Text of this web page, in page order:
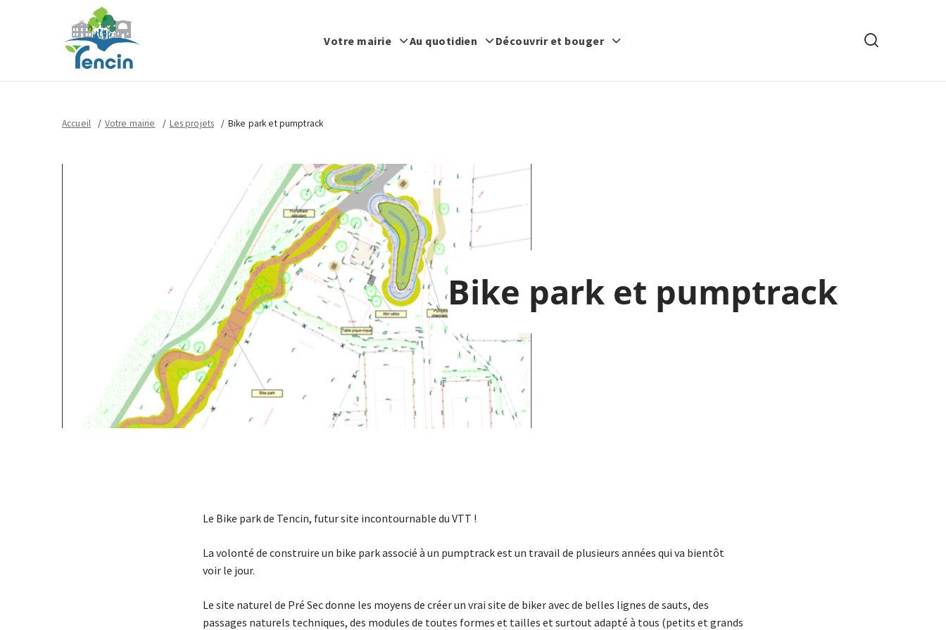
Votre mairie Au quotidien Découvrir et bouger Rechercher
Accueil Votre mairie Les projets Bike park et pumptrack
Bike park et pumptrack
Le Bike park de Tencin, futur site incontournable du VTT !
La volonté de construire un bike park associé à un pumptrack est un travail de plusieurs années qui va bientôt
voir le jour.
Le site naturel de Pré Sec donne les moyens de créer un vrai site de biker avec de belles lignes de sauts, des
passages naturels techniques, des modules de toutes formes et tailles et surtout adapté à tous (petits et grands